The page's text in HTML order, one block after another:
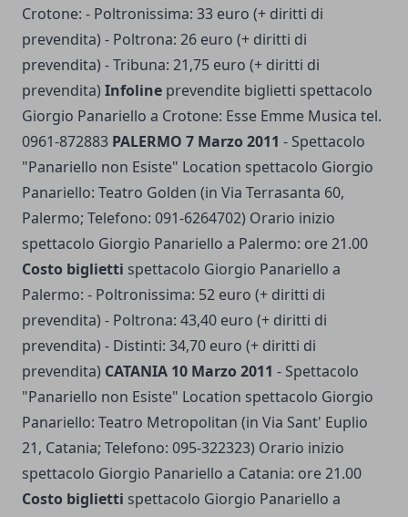
Crotone: - Poltronissima: 33 euro (+ diritti di
prevendita) - Poltrona: 26 euro (+ diritti di
prevendita) - Tribuna: 21,75 euro (+ diritti di
prevendita) Infoline prevendite biglietti spettacolo
Giorgio Panariello a Crotone: Esse Emme Musica tel.
0961-872883 PALERMO 7 Marzo 2011 - Spettacolo
"Panariello non Esiste" Location spettacolo Giorgio
Panariello: Teatro Golden (in Via Terrasanta 60,
Palermo; Telefono: 091-6264702) Orario inizio
spettacolo Giorgio Panariello a Palermo: ore 21.00
Costo biglietti spettacolo Giorgio Panariello a
Palermo: - Poltronissima: 52 euro (+ diritti di
prevendita) - Poltrona: 43,40 euro (+ diritti di
prevendita) - Distinti: 34,70 euro (+ diritti di
prevendita) CATANIA 10 Marzo 2011 - Spettacolo
"Panariello non Esiste" Location spettacolo Giorgio
Panariello: Teatro Metropolitan (in Via Sant' Euplio
21, Catania; Telefono: 095-322323) Orario inizio
spettacolo Giorgio Panariello a Catania: ore 21.00
Costo biglietti spettacolo Giorgio Panariello a